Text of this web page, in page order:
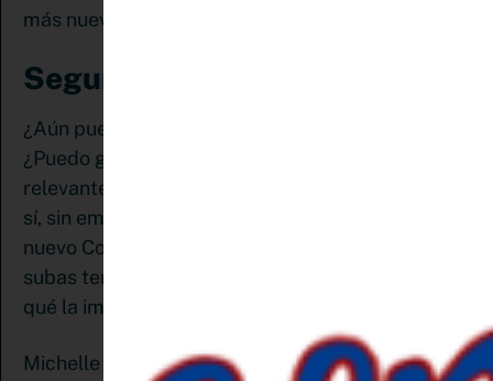
más nuevo y potencialmente más atractivo.
Seguro te estás preguntando:
¿Aún puedo compartir pines más de una vez?
¿Puedo guardar un pin a varios tableros
relevantes o al mismo tablero? Y la respuesta es
sí, sin embargo, a medida en que crees contenido
nuevo Comenzarás a ver que el primer pin que
subas tendrá el mayor y mejor impacto. ¿Ves por
qué la importancia de generar contenido fresco?
Michelle Knight de Brandmerry dice que el